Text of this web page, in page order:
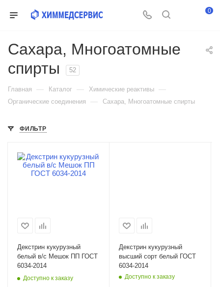
0
Сахара, Многоатомные
спирты
52
Главная — Каталог — Химические реактивы —
Органические соединения — Сахара, Многоатомные спирты
ФИЛЬТР
Декстрин кукурузный
белый в/с Мешок ПП ГОСТ
6034-2014
Доступно к заказу
Декстрин кукурузный
высший сорт белый ГОСТ
6034-2014
Доступно к заказу